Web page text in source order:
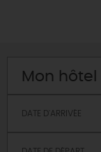
Mon hôtel